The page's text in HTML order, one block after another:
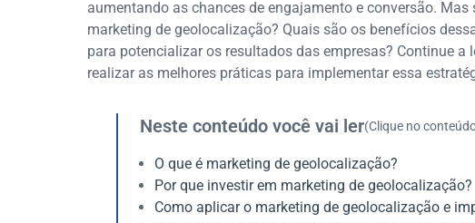
aumentando as chances de engajamento e conversão.
marketing de geolocalização? Quais são os benefícios
para potencializar os resultados das empresas? Continue a
realizar as melhores práticas para implementar essa
Neste conteúdo você vai ler(Clique no
O que é marketing de geolocalização?
Por que investir em marketing de geolocalização?
Como aplicar o marketing de geolocalização e